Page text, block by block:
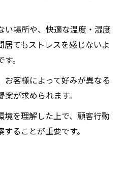
い場所や、快適な温度・湿度
てもストレスを感じないよ
。
お客様によって好みが異なる
が求められます。
境を理解した上で、顧客行動
ることが重要です。